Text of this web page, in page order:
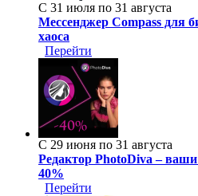
С 31 июля по 31 августа
Мессенджер Compass для
хаоса
Перейти
С 29 июня по 31 августа
Редактор PhotoDiva –
40%
Перейти